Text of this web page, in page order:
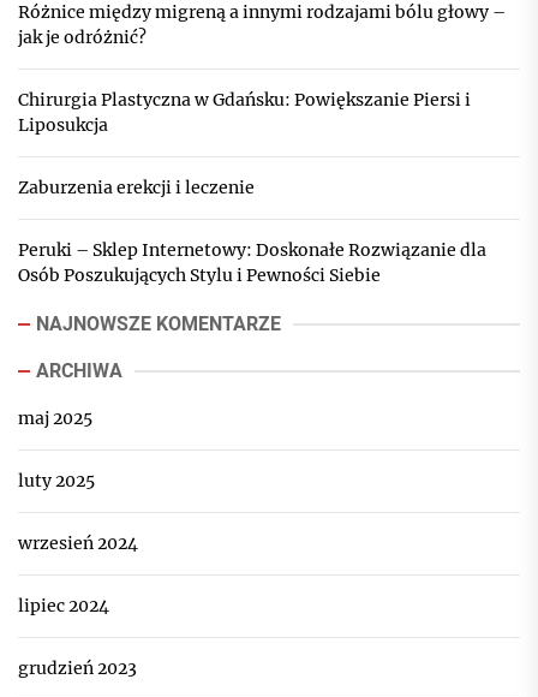
Różnice między migreną a innymi rodzajami bólu głowy –
jak je odróżnić?
Chirurgia Plastyczna w Gdańsku: Powiększanie Piersi i
Liposukcja
Zaburzenia erekcji i leczenie
Peruki – Sklep Internetowy: Doskonałe Rozwiązanie dla
Osób Poszukujących Stylu i Pewności Siebie
NAJNOWSZE KOMENTARZE
ARCHIWA
maj 2025
luty 2025
wrzesień 2024
lipiec 2024
grudzień 2023